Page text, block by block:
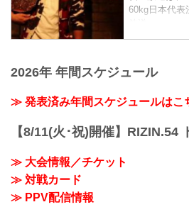
60kg日本代表
2026年 年間スケジュール
≫ 発表済み年間スケジュールはこ
【8/11(火･祝)開催】RIZIN.54
≫ 大会情報／チケット
≫ 対戦カード
≫ PPV配信情報